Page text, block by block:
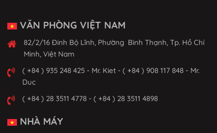
VĂN PHÒNG VIỆT NAM
82/2/16 Đinh Bộ Lĩnh, Phường Bình Thạnh, Tp. Hồ Chí
Minh, Việt Nam
( +84 ) 935 248 425 - Mr. Kiet - ( +84 ) 908 117 848 - Mr.
Duc
( +84 ) 28 3511 4778 - ( +84 ) 28 3511 4898
NHÀ MÁY